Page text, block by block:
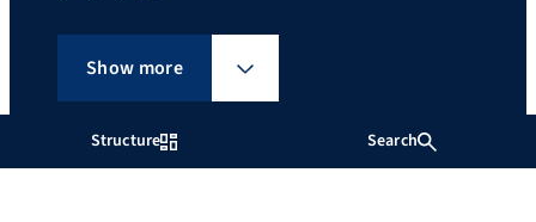
Structure Search
Show more